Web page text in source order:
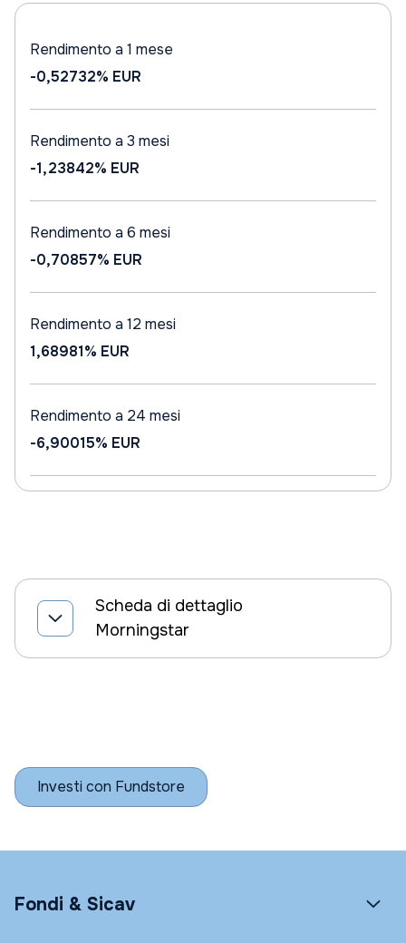
Rendimento a 1 mese
-0,52732% EUR
Rendimento a 3 mesi
-1,23842% EUR
Rendimento a 6 mesi
-0,70857% EUR
Rendimento a 12 mesi
1,68981% EUR
Rendimento a 24 mesi
-6,90015% EUR
Scheda di dettaglio
Morningstar
Investi con Fundstore
Fondi & Sicav